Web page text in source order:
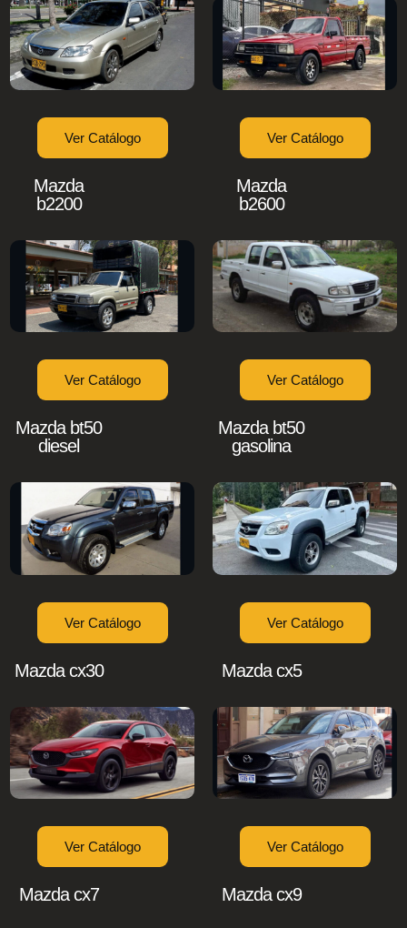
Ver Catálogo Ver Catálogo
Mazda
b2200
Ver Catálogo
Mazda
b2600
Ver Catálogo
Mazda bt50
diesel
Ver Catálogo
Mazda bt50
gasolina
Ver Catálogo
Mazda cx30
Ver Catálogo
Mazda cx5
Ver Catálogo
Mazda cx7 Mazda cx9